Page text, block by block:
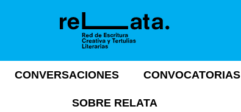
CONVERSACIONES CONVOCATORIAS
SOBRE RELATA